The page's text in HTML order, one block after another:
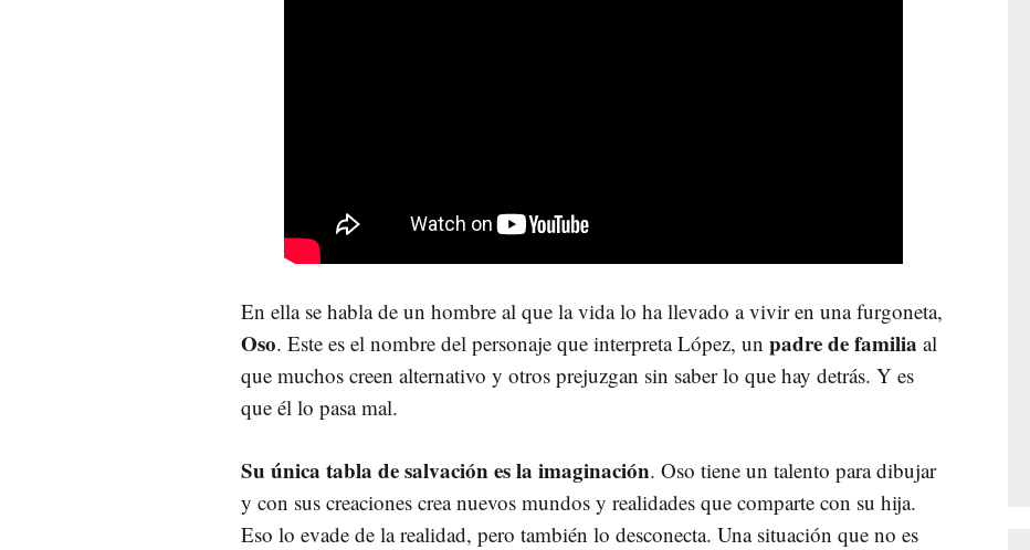
En ella se habla de un hombre al que la vida lo ha llevado a vivir en una furgoneta,
Oso. Este es el nombre del personaje que interpreta López, un padre de familia al
que muchos creen alternativo y otros prejuzgan sin saber lo que hay detrás. Y es
que él lo pasa mal.
Su única tabla de salvación es la imaginación. Oso tiene un talento para dibujar
y con sus creaciones crea nuevos mundos y realidades que comparte con su hija.
Eso lo evade de la realidad, pero también lo desconecta. Una situación que no es